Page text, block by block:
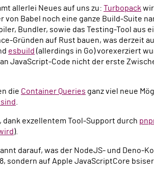
allerlei Neues auf uns zu: Turbopack
von Babel noch eine ganze Build-Suite
Bundler, sowie das Testing-Tool aus
Gründen auf Rust bauen, was derzeit
esbuild (allerdings in Go) vorexerziert
JavaScript-Code nicht der erste
die Container Queries ganz viel neue
exzellentem Tool-Support durch
).
darauf, was der NodeJS- und Deno-
sondern auf Apple JavaScriptCore